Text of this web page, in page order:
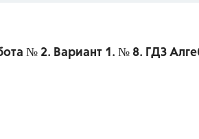
№ 2. Вариант 1. № 8. ГДЗ